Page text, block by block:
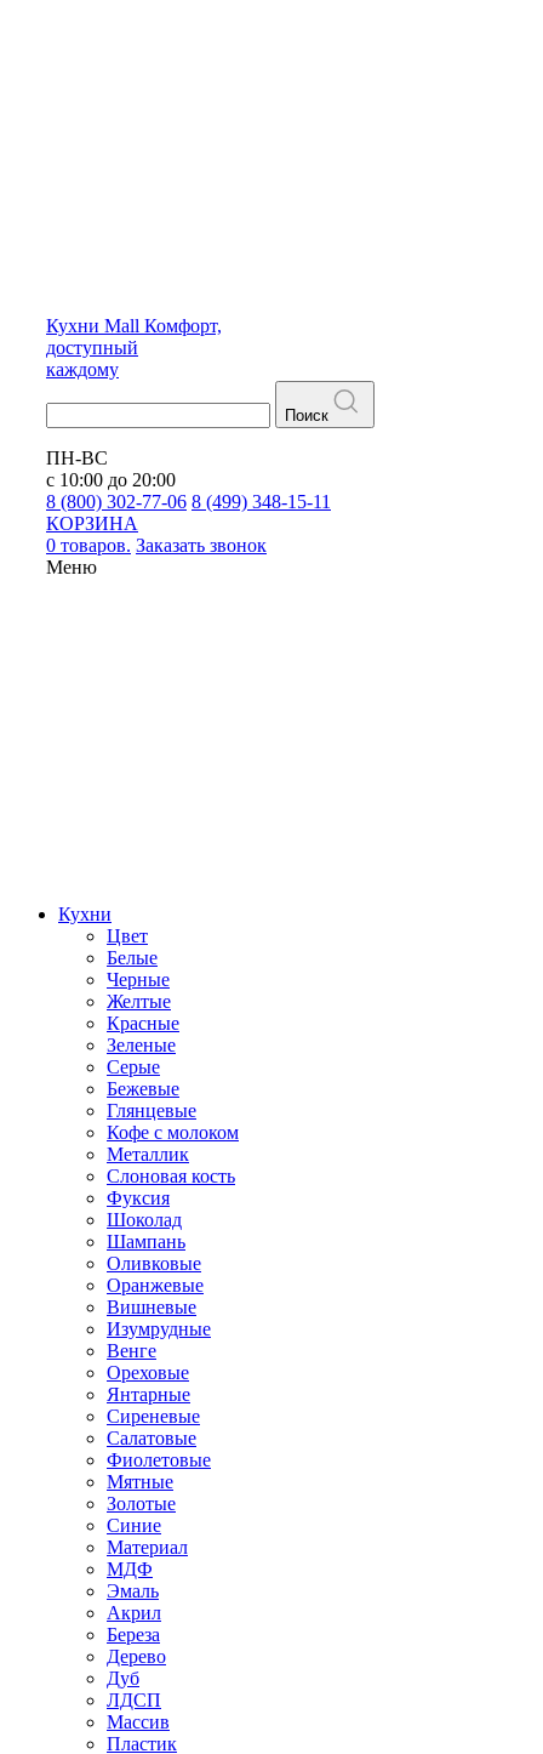
Кухни Mall Комфорт,
доступный
каждому
Поиск
ПН-ВС
с 10:00 до 20:00
8 (800) 302-77-06 8 (499) 348-15-11
КОРЗИНА
0 товаров. Заказать звонок
Меню
Кухни
Цвет
Белые
Черные
Желтые
Красные
Зеленые
Серые
Бежевые
Глянцевые
Кофе с молоком
Металлик
Слоновая кость
Фуксия
Шоколад
Шампань
Оливковые
Оранжевые
Вишневые
Изумрудные
Венге
Ореховые
Янтарные
Сиреневые
Салатовые
Фиолетовые
Мятные
Золотые
Синие
Материал
МДФ
Эмаль
Акрил
Береза
Дерево
Дуб
ЛДСП
Массив
Пластик